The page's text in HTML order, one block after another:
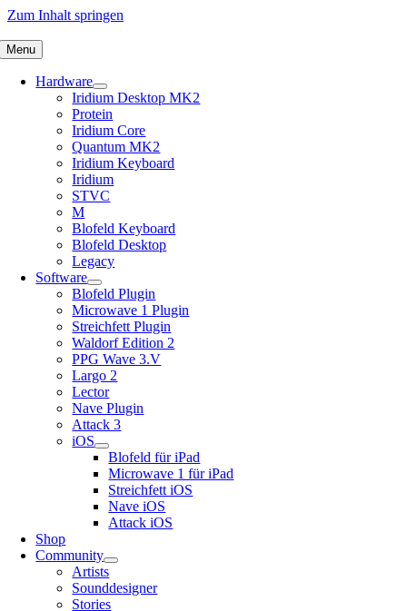
Zum Inhalt springen
Menu
Hardware
Iridium Desktop MK2
Protein
Iridium Core
Quantum MK2
Iridium Keyboard
Iridium
STVC
M
Blofeld Keyboard
Blofeld Desktop
Legacy
Software
Blofeld Plugin
Microwave 1 Plugin
Streichfett Plugin
Waldorf Edition 2
PPG Wave 3.V
Largo 2
Lector
Nave Plugin
Attack 3
iOS
Blofeld für iPad
Microwave 1 für iPad
Streichfett iOS
Nave iOS
Attack iOS
Shop
Community
Artists
Sounddesigner
Stories